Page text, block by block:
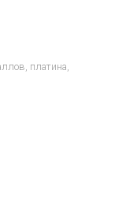
, платина,